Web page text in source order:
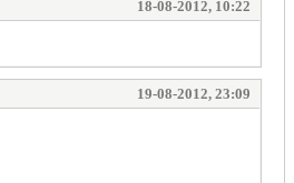
18-08-2012, 10:22
19-08-2012, 23:09